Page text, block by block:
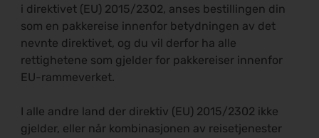
i direktivet (EU) 2015/2302, anses bestillingen din
som en pakkereise innenfor betydningen av det
nevnte direktivet, og du vil derfor ha alle
rettighetene som gjelder for pakkereiser innenfor
EU-rammeverket.
I alle andre land der direktiv (EU) 2015/2302 ikke
gjelder, eller når kombinasjonen av reisetjenester